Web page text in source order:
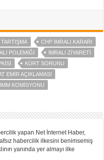
CHP İMRALI KARARI
POLEMIĞI
İMRALI ZIYARETI
KÜRT SORUNU
EMIR AÇIKLAMASI
KOMISYONU
yapan Net İnternet Haber,
habercilik ilkesini benimsemiş
yanında yer almayı ilke